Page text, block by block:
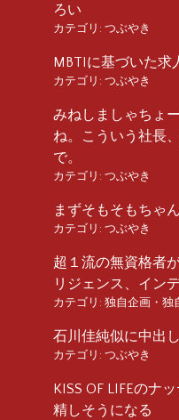
ろい
カテゴリ: つぶやき
MBTIに基づいた求
カテゴリ: つぶやき
みねしましゃちょ
ね。こういう社長
で。
カテゴリ: つぶやき
まずそもそもちゃ
カテゴリ: つぶやき
超１流の無資格者
リジェンス、イン
カテゴリ: 独自企画・独
石川佳純似に中出
カテゴリ: つぶやき
KISS OF LIFEのナ
精しそうになる